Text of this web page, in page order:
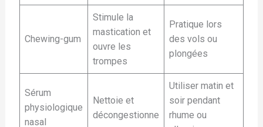
Chewing-gum
Stimule la
mastication et
ouvre les
trompes
Pratique lors
des vols ou
plongées
Sérum
physiologique
nasal
Nettoie et
décongestionne
Utiliser matin et
soir pendant
rhume ou